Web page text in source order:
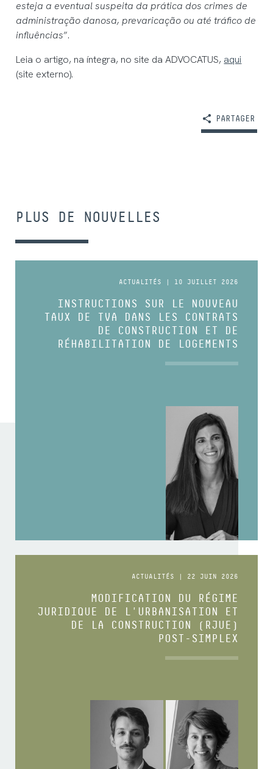
esteja a eventual suspeita da prática dos crimes de
administração danosa, prevaricação ou até tráfico de
influências”.
Leia o artigo, na íntegra, no site da ADVOCATUS, aqui
(site externo).
PARTAGER
PLUS DE NOUVELLES
ACTUALITÉS | 10 JUILLET 2026
INSTRUCTIONS SUR LE NOUVEAU
TAUX DE TVA DANS LES CONTRATS
DE CONSTRUCTION ET DE
RÉHABILITATION DE LOGEMENTS
ACTUALITÉS | 22 JUIN 2026
MODIFICATION DU RÉGIME
JURIDIQUE DE L'URBANISATION ET
DE LA CONSTRUCTION (RJUE)
POST-SIMPLEX